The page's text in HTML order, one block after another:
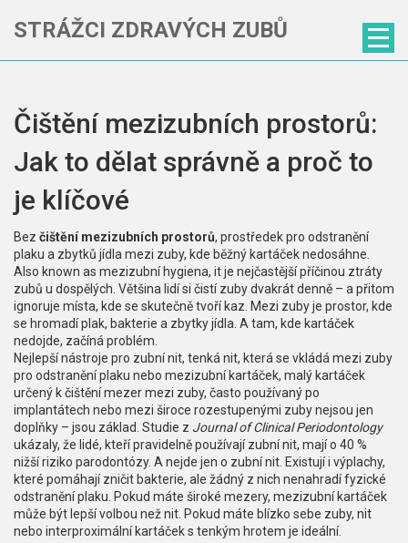
STRÁŽCI ZDRAVÝCH ZUBŮ
Čištění mezizubních prostorů:
Jak to dělat správně a proč to
je klíčové
Bez čištění mezizubních prostorů, prostředek pro odstranění
plaku a zbytků jídla mezi zuby, kde běžný kartáček nedosáhne
Also known as mezizubní hygiena, it je nejčastější příčinou ztráty
zubů u dospělých. Většina lidí si čistí zuby dvakrát denně – a přitom
ignoruje místa, kde se skutečně tvoří kaz. Mezi zuby je prostor, kde
se hromadí plak, bakterie a zbytky jídla. A tam, kde kartáček
nedojde, začíná problém.
Nejlepší nástroje pro zubní nit, tenká nit, která se vkládá mezi zuby
pro odstranění plaku nebo mezizubní kartáček, malý kartáček
určený k čištění mezer mezi zuby, často používaný po
implantátech nebo mezi široce rozestupenými zubynejsou jen
doplňky – jsou základ. Studie z Journal of Clinical Periodontology
ukázaly, že lidé, kteří pravidelně používají zubní nit, mají o 40 %
nižší riziko parodontózy. A nejde jen o zubní nit. Existují i výplachy,
které pomáhají zničit bakterie, ale žádný z nich nenahradí fyzické
odstranění plaku. Pokud máte široké mezery, mezizubní kartáček
může být lepší volbou než nit. Pokud máte blízko sebe zuby, nit
nebo interproximální kartáček s tenkým hrotem je ideální.